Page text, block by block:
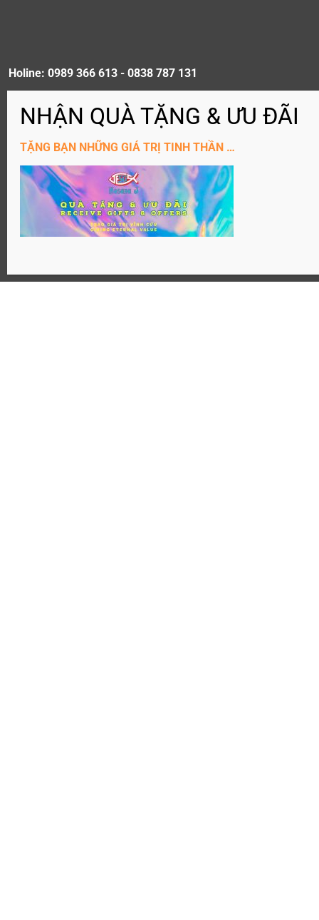
Holine: 0989 366 613 - 0838 787 131
ĐĂNG KÝ KÊNH YouTube
TẶNG BẠN NHỮNG GIÁ TRỊ TINH THẦN …